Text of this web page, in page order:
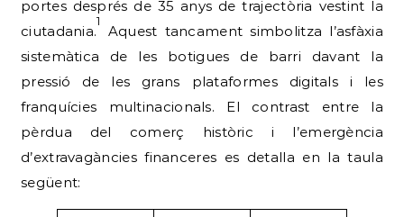
portes després de 35 anys de trajectòria vestint la
ciutadania.
1
Aquest tancament simbolitza l’asfàxia
sistemàtica de les botigues de barri davant la
pressió de les grans plataformes digitals i les
franquícies multinacionals. El contrast entre la
pèrdua del comerç històric i l’emergència
d’extravagàncies financeres es detalla en la taula
següent: